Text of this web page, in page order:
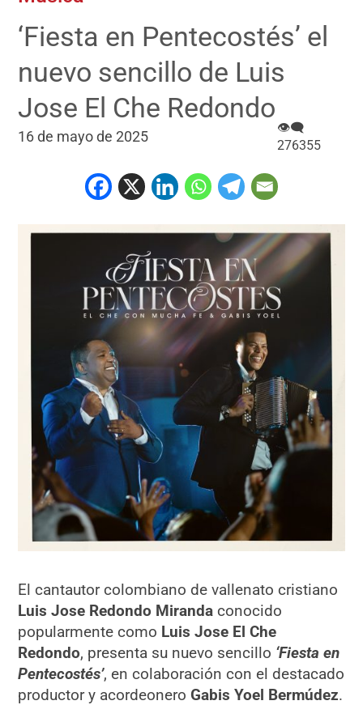
‘Fiesta en Pentecostés’ el
nuevo sencillo de Luis
Jose El Che Redondo
16 de mayo de 2025
👁‍🗨
276355
El cantautor colombiano de vallenato cristiano
Luis Jose Redondo Miranda conocido
popularmente como Luis Jose El Che
Redondo, presenta su nuevo sencillo ‘Fiesta en
Pentecostés’, en colaboración con el destacado
productor y acordeonero Gabis Yoel Bermúdez.